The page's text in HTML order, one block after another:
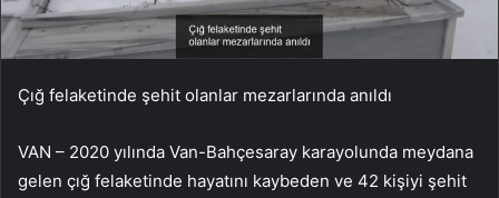
Çığ felaketinde şehit olanlar mezarlarında anıldı
VAN – 2020 yılında Van-Bahçesaray karayolunda meydana
gelen çığ felaketinde hayatını kaybeden ve 42 kişiyi şehit